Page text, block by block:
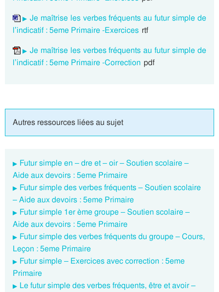
Je maîtrise les verbes fréquents au futur simple de
l’indicatif : 5eme Primaire -Exercices rtf
Je maîtrise les verbes fréquents au futur simple de
l’indicatif : 5eme Primaire -Correction pdf
Autres ressources liées au sujet
Futur simple en – dre et – oir – Soutien scolaire –
Aide aux devoirs : 5eme Primaire
Futur simple des verbes fréquents – Soutien scolaire
– Aide aux devoirs : 5eme Primaire
Futur simple 1er ème groupe – Soutien scolaire –
Aide aux devoirs : 5eme Primaire
Futur simple des verbes fréquents du groupe – Cours,
Leçon : 5eme Primaire
Futur simple – Exercices avec correction : 5eme
Primaire
Le futur simple des verbes fréquents, être et avoir –